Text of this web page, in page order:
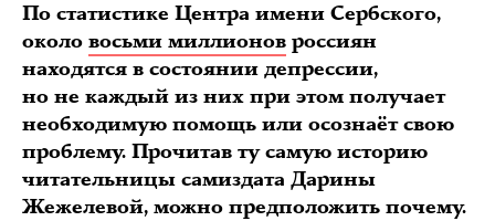
По статистике Центра имени Сербского,
около восьми миллионов россиян
находятся в состоянии депрессии,
но не каждый из них при этом получает
необходимую помощь или осознаёт свою
проблему. Прочитав ту самую историю
читательницы самиздата Дарины
Жежелевой, можно предположить почему.